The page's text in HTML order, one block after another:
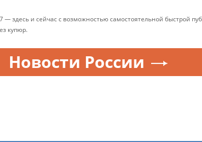
здесь и сейчас с возможностью самостоятельной быстрой
купюр.
Новости России